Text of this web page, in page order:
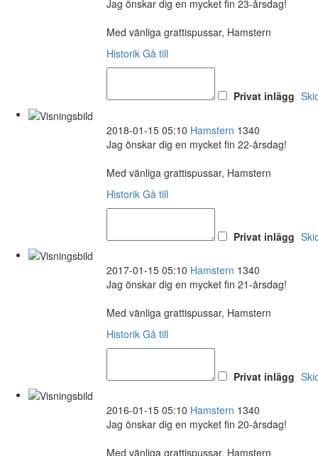
Jag önskar dig en mycket fin 23-årsdag!
Med vänliga grattispussar, Hamstern
Historik Gå till
Privat inlägg
2018-01-15 05:10 Hamstern 1340
Jag önskar dig en mycket fin 22-årsdag!
Med vänliga grattispussar, Hamstern
Historik Gå till
Privat inlägg
2017-01-15 05:10 Hamstern 1340
Jag önskar dig en mycket fin 21-årsdag!
Med vänliga grattispussar, Hamstern
Historik Gå till
Privat inlägg
2016-01-15 05:10 Hamstern 1340
Jag önskar dig en mycket fin 20-årsdag!
Med vänliga grattispussar, Hamstern